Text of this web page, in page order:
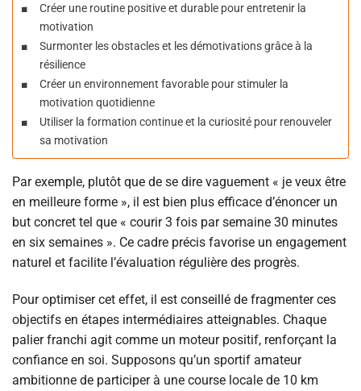
Créer une routine positive et durable pour entretenir la
motivation
Surmonter les obstacles et les démotivations grâce à la
résilience
Créer un environnement favorable pour stimuler la
motivation quotidienne
Utiliser la formation continue et la curiosité pour renouveler
sa motivation
Par exemple, plutôt que de se dire vaguement « je veux être
en meilleure forme », il est bien plus efficace d’énoncer un
but concret tel que « courir 3 fois par semaine 30 minutes
en six semaines ». Ce cadre précis favorise un engagement
naturel et facilite l’évaluation régulière des progrès.
Pour optimiser cet effet, il est conseillé de fragmenter ces
objectifs en étapes intermédiaires atteignables. Chaque
palier franchi agit comme un moteur positif, renforçant la
confiance en soi. Supposons qu’un sportif amateur
ambitionne de participer à une course locale de 10 km